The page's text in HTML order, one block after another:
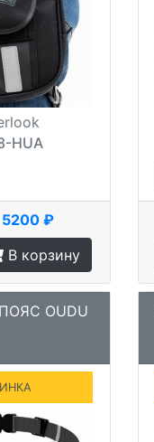
HUA
5200 ₽
В корзину
OUDU